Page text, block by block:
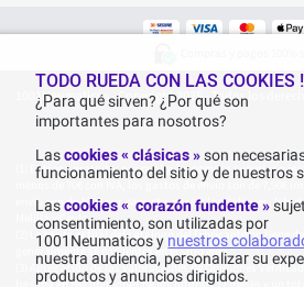
l
1001Neumaticos - Copyright 2025 - Todos los
Entrega gratuita: por cualquier compra superior o
menos de 70€ con IVA, los gastos de envío son de 7,90€
envío son de 120€ por paquete, para Islas Baleares, Isla
Melilla y Ceuta.
La tarifa actual del catálogo del fabricante no tiene
generalmente se encuentra en el sitio web.
Agregación de las valoraciones de Opiniones
TODO RUEDA CON LAS COOKIES !
¿Para qué sirven? ¿Por qué son
importantes para nosotros?
Lascookies « clásicas »son
funcionamiento del sitio y de nuestros
Lascookies « corazón fundente »
consentimiento, son utilizadas por
1001Neumaticos y nuestros
nuestra audiencia, personalizar su
productos y anuncios dirigidos.